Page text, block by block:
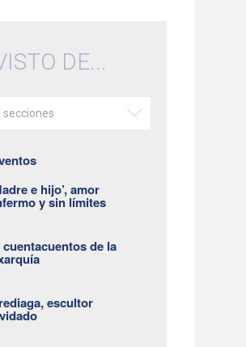
DE...
secciones
e hijo’, amor
y sin límites
cuentacuentos de la
escultor